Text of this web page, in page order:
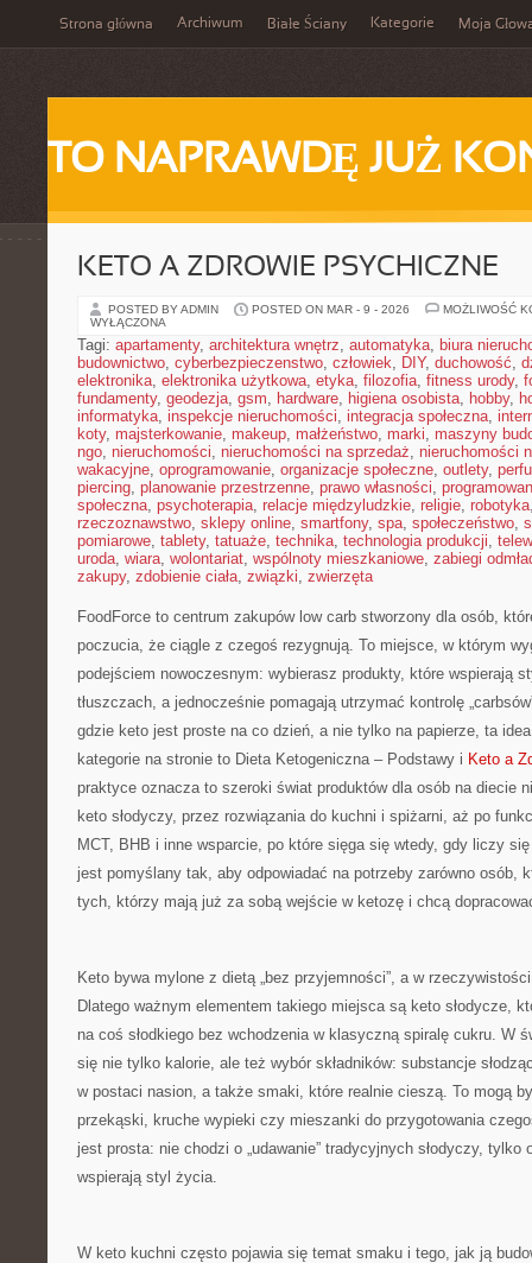
Strona główna Archiwum Białe Ściany Kategorie Moja
TO NAPRAWDĘ JUŻ
KETO A ZDROWIE PSYCHICZNE
POSTED BY ADMIN POSTED ON MAR - 9 - 2026
MOŻLIWOŚĆ
WYŁĄCZONA
Tagi: apartamenty, architektura wnętrz, automatyka, biura
budownictwo, cyberbezpieczenstwo, człowiek, DIY, duchowość,
elektronika, elektronika użytkowa, etyka, filozofia, fitness urody,
fundamenty, geodezja, gsm, hardware, higiena osobista, hobby,
informatyka, inspekcje nieruchomości, integracja społeczna,
koty, majsterkowanie, makeup, małżeństwo, marki, maszyny
ngo, nieruchomości, nieruchomości na sprzedaż, nieruchomości
wakacyjne, oprogramowanie, organizacje społeczne, outlety,
piercing, planowanie przestrzenne, prawo własności,
społeczna, psychoterapia, relacje międzyludzkie, religie, robotyka
rzeczoznawstwo, sklepy online, smartfony, spa, społeczeństwo,
pomiarowe, tablety, tatuaże, technika, technologia produkcji,
uroda, wiara, wolontariat, wspólnoty mieszkaniowe, zabiegi
zakupy, zdobienie ciała, związki, zwierzęta
FoodForce to centrum zakupów low carb stworzony dla osób,
poczucia, że ciągle z czegoś rezygnują. To miejsce, w którym
podejściem nowoczesnym: wybierasz produkty, które wspierają
tłuszczach, a jednocześnie pomagają utrzymać kontrolę
gdzie keto jest proste na co dzień, a nie tylko na papierze, ta
kategorie na stronie to Dieta Ketogeniczna – Podstawy i Keto a
praktyce oznacza to szeroki świat produktów dla osób na diecie
keto słodyczy, przez rozwiązania do kuchni i spiżarni, aż po
MCT, BHB i inne wsparcie, po które sięga się wtedy, gdy liczy
jest pomyślany tak, aby odpowiadać na potrzeby zarówno osób,
tych, którzy mają już za sobą wejście w ketozę i chcą
Keto bywa mylone z dietą „bez przyjemności”, a w
Dlatego ważnym elementem takiego miejsca są keto słodycze,
na coś słodkiego bez wchodzenia w klasyczną spiralę cukru. W
się nie tylko kalorie, ale też wybór składników: substancje
w postaci nasion, a także smaki, które realnie cieszą. To mogą
przekąski, kruche wypieki czy mieszanki do przygotowania
jest prosta: nie chodzi o „udawanie” tradycyjnych słodyczy, tylko
wspierają styl życia.
W keto kuchni często pojawia się temat smaku i tego, jak ją